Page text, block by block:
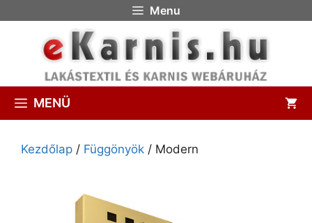
Menu
MENÜ
Kezdőlap / Függönyök / Modern